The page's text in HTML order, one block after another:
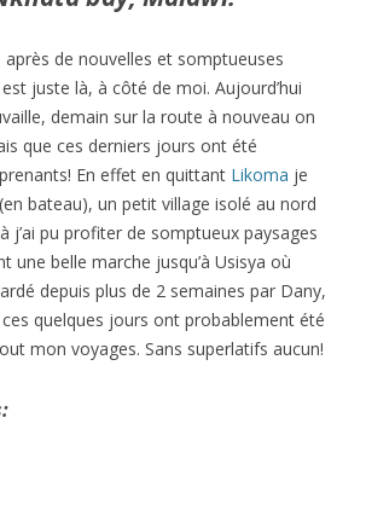
de nouvelles et somptueuses
juste là, à côté de moi. Aujourd’hui
demain sur la route à nouveau on
que ces derniers jours ont été
En effet en quittant Likoma je
bateau), un petit village isolé au nord
j’ai pu profiter de somptueux paysages
une belle marche jusqu’à Usisya où
depuis plus de 2 semaines par Dany,
quelques jours ont probablement été
mon voyages. Sans superlatifs aucun!